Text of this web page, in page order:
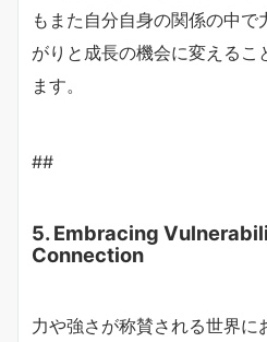
もまた自分自身の関係の中
がりと成長の機会に変えるこ
ます。
##
5. Embracing
Connection
力や強さが称賛される世界に